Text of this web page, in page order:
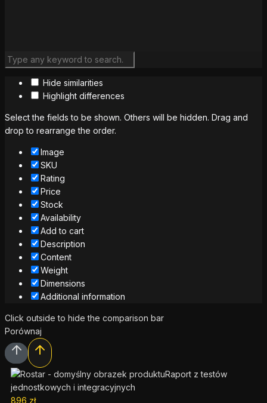
Hide similarities
Highlight differences
Select the fields to be shown. Others will be hidden. Drag and
drop to rearrange the order.
Image
SKU
Rating
Price
Stock
Availability
Add to cart
Description
Content
Weight
Dimensions
Additional information
Click outside to hide the comparison bar
Porównaj
Raport z testów
jednostkowych i integracyjnych
896 zł